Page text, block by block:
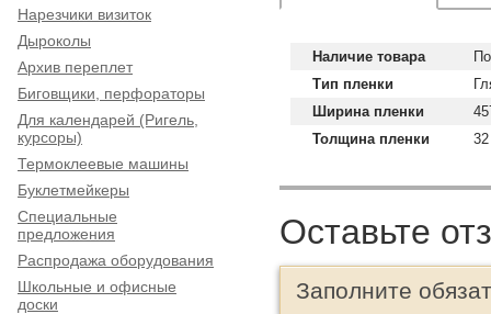
Наличие товара
Тип пленки
Ширина пленки
Толщина пленки
Оставьте
Заполните
Нарезчики визиток
Дыроколы
Архив переплет
Биговщики, перфораторы
Для календарей (Ригель,
курсоры)
Термоклеевые машины
Буклетмейкеры
Специальные
предложения
Распродажа оборудования
Школьные и офисные
доски